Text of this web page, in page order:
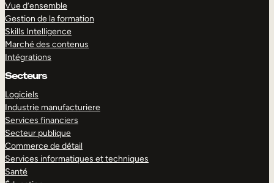
Vue d’ensemble
Gestion de la formation
Skills Intelligence
Marché des contenus
Intégrations
Secteurs
Logiciels
Industrie manufacturiere
Services financiers
Secteur publique
Commerce de détail
Services informatiques et techniques
Santé